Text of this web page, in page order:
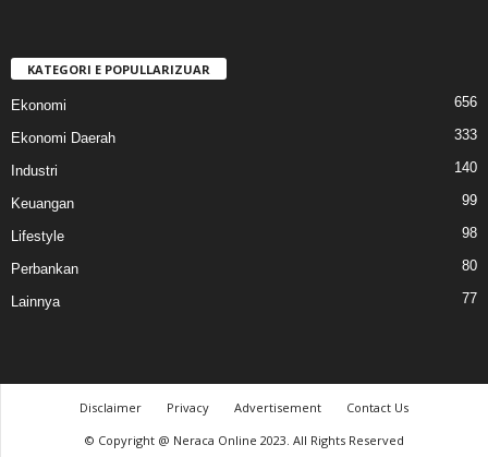
KATEGORI E POPULLARIZUAR
Ekonomi 656
Ekonomi Daerah 333
Industri 140
Keuangan 99
Lifestyle 98
Perbankan 80
Lainnya 77
Disclaimer Privacy Advertisement
Contact Us
© Copyright @ Neraca Online 2023. All Rights Reserved